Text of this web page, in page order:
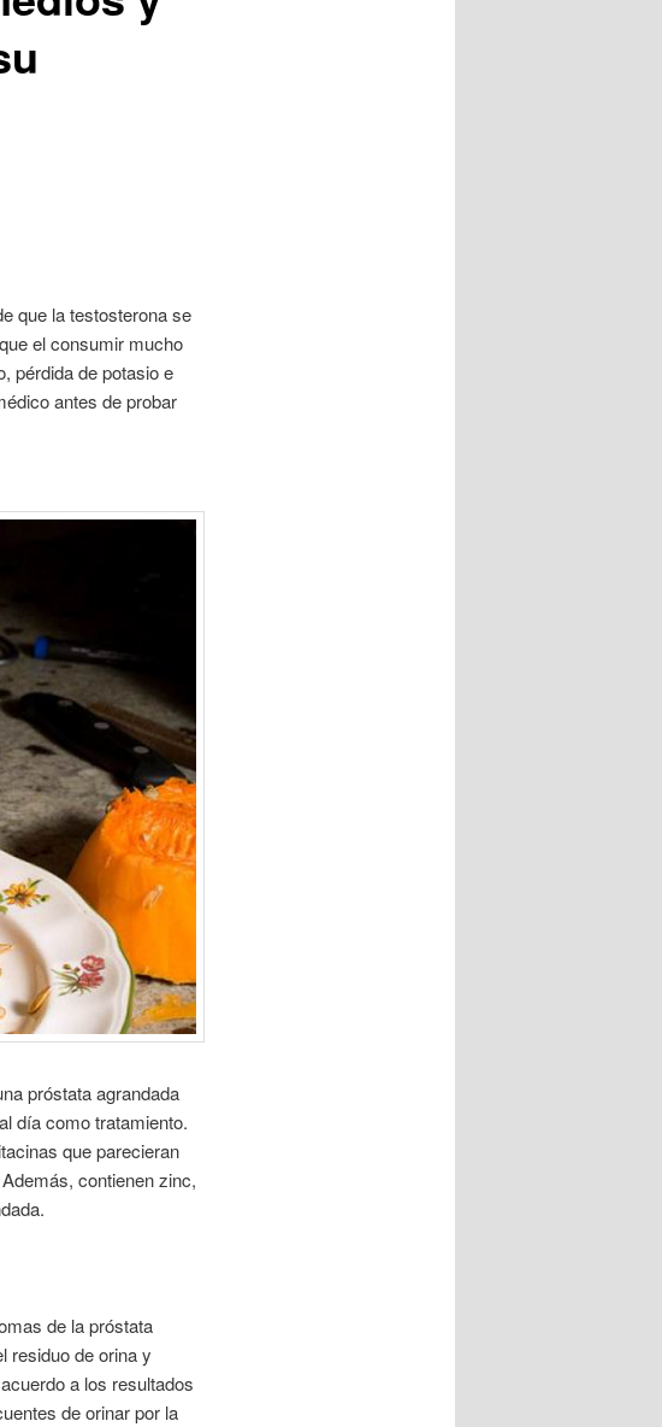
que la testosterona se
el consumir mucho
pérdida de potasio e
antes de probar
próstata agrandada
día como tratamiento.
que parecieran
contienen zinc,
de la próstata
residuo de orina y
a los resultados
de orinar por la